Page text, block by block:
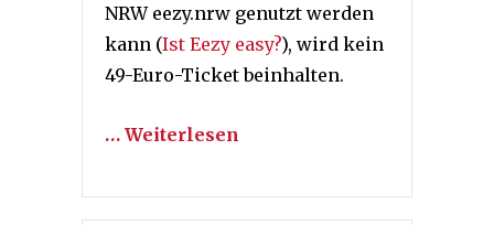
NRW eezy.nrw genutzt werden
kann (Ist Eezy easy?), wird kein
49-Euro-Ticket beinhalten.
… Weiterlesen